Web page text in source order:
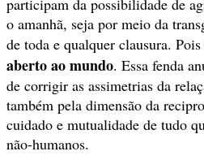
participam da possibilidade de
o amanhã, seja por meio da
de toda e qualquer clausura. Pois
aberto ao mundo. Essa fenda
de corrigir as assimetrias da
também pela dimensão da
cuidado e mutualidade de tudo
não-humanos.